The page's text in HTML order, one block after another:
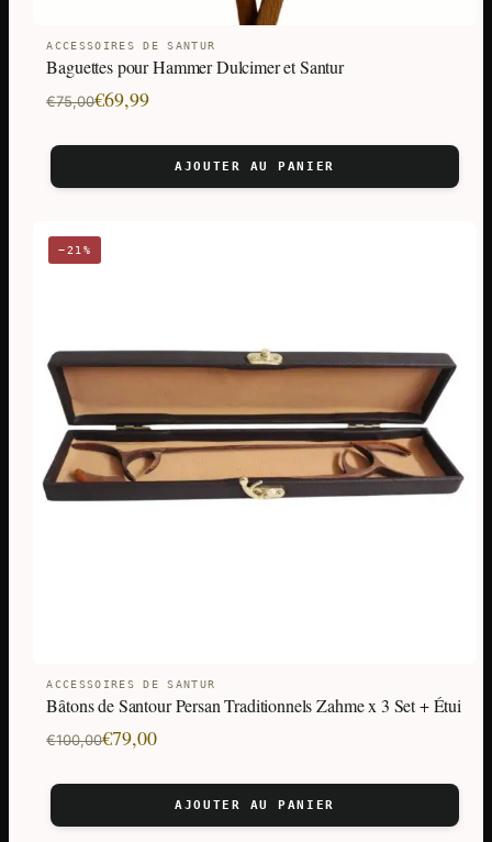
ACCESSOIRES DE SANTUR
Baguettes pour Hammer Dulcimer et Santur
€75,00
Le
initial
était :
€69,99
Le
actuel
est :
AJOUTER AU PANIER
−21%
ACCESSOIRES DE SANTUR
Bâtons de Santour Persan Traditionnels Zahme x 3 Set + Étui
€100,00
Le
initial
était :
€79,00
Le
actuel
est :
AJOUTER AU PANIER